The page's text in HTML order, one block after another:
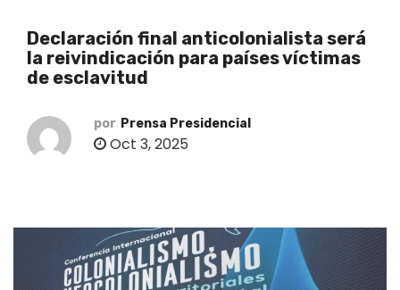
Declaración final anticolonialista será
la reivindicación para países víctimas
de esclavitud
por Prensa Presidencial
Oct 3, 2025